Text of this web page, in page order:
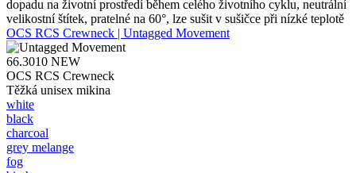
dopadu na životní prostředí během celého životního cyklu, neutrální
velikostní štítek, pratelné na 60°, lze sušit v sušičce při nízké teplotě
OCS RCS Crewneck | Untagged Movement
66.3010 NEW
OCS RCS Crewneck
Těžká unisex mikina
white
black
charcoal
grey melange
fog